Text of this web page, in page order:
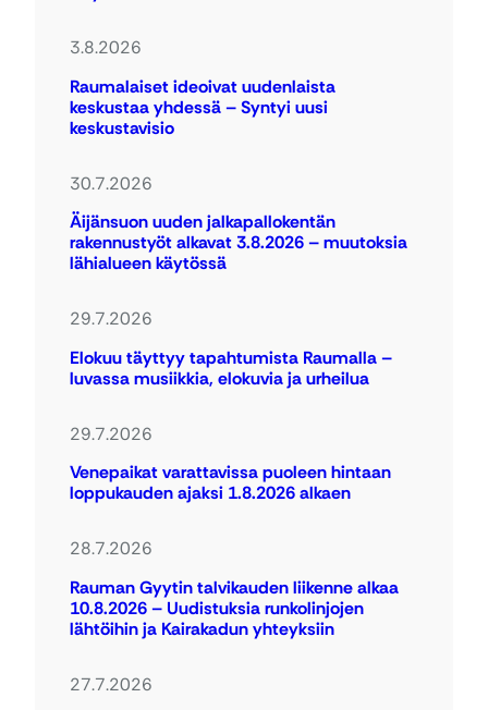
3.8.2026
Raumalaiset ideoivat uudenlaista
keskustaa yhdessä – Syntyi uusi
keskustavisio
30.7.2026
Äijänsuon uuden jalkapallokentän
rakennustyöt alkavat 3.8.2026 – muutoksia
lähialueen käytössä
29.7.2026
Elokuu täyttyy tapahtumista Raumalla –
luvassa musiikkia, elokuvia ja urheilua
29.7.2026
Venepaikat varattavissa puoleen hintaan
loppukauden ajaksi 1.8.2026 alkaen
28.7.2026
Rauman Gyytin talvikauden liikenne alkaa
10.8.2026 – Uudistuksia runkolinjojen
lähtöihin ja Kairakadun yhteyksiin
27.7.2026